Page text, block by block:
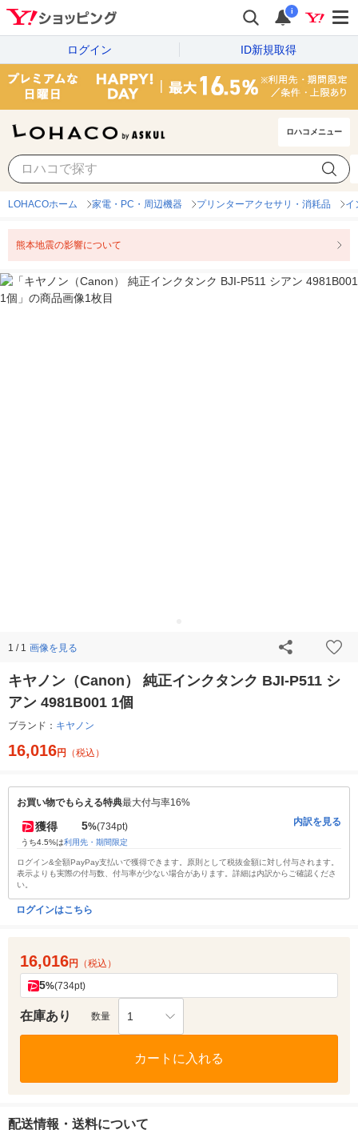
i
ログイン ID新規取得
ロハコメニュー
LOHACOホーム 家電・PC・周辺機器 プリンターアクセサリ・消耗品 イ
熊本地震の影響について
1 / 1 画像を見る
キヤノン（Canon） 純正インクタンク BJI-P511 シ
アン 4981B001 1個
ブランド： キヤノン
16,016円 （税込）
お買い物でもらえる特典最大付与率16%
獲得 5%(734pt)
うち4.5%は利用先・期間限定
内訳を見る
ログイン&全額PayPay支払いで獲得できます。原則として税抜金額に対し付与されます。
表示よりも実際の付与数、付与率が少ない場合があります。詳細は内訳からご確認くださ
い。
ログインはこちら
16,016円 （税込）
5%(734pt)
在庫あり 数量 1
カートに入れる
配送情報・送料について